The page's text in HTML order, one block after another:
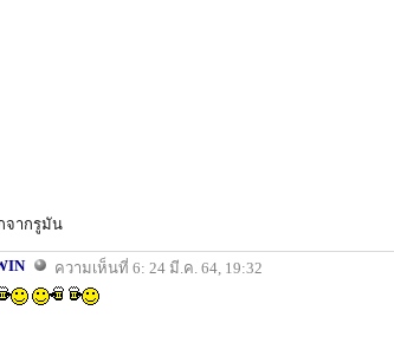
จากรูมัน
ความเห็นที่ 6: 24 มี.ค. 64, 19:32